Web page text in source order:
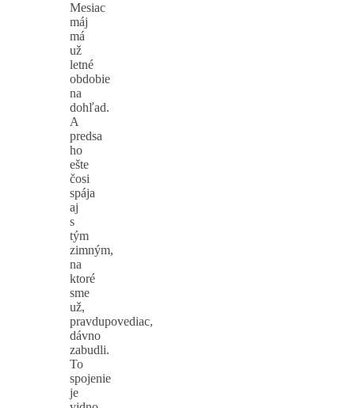
Mesiac
máj
má
už
letné
obdobie
na
dohľad.
A
predsa
ho
ešte
čosi
spája
aj
s
tým
zimným,
na
ktoré
sme
už,
pravdupovediac,
dávno
zabudli.
To
spojenie
je